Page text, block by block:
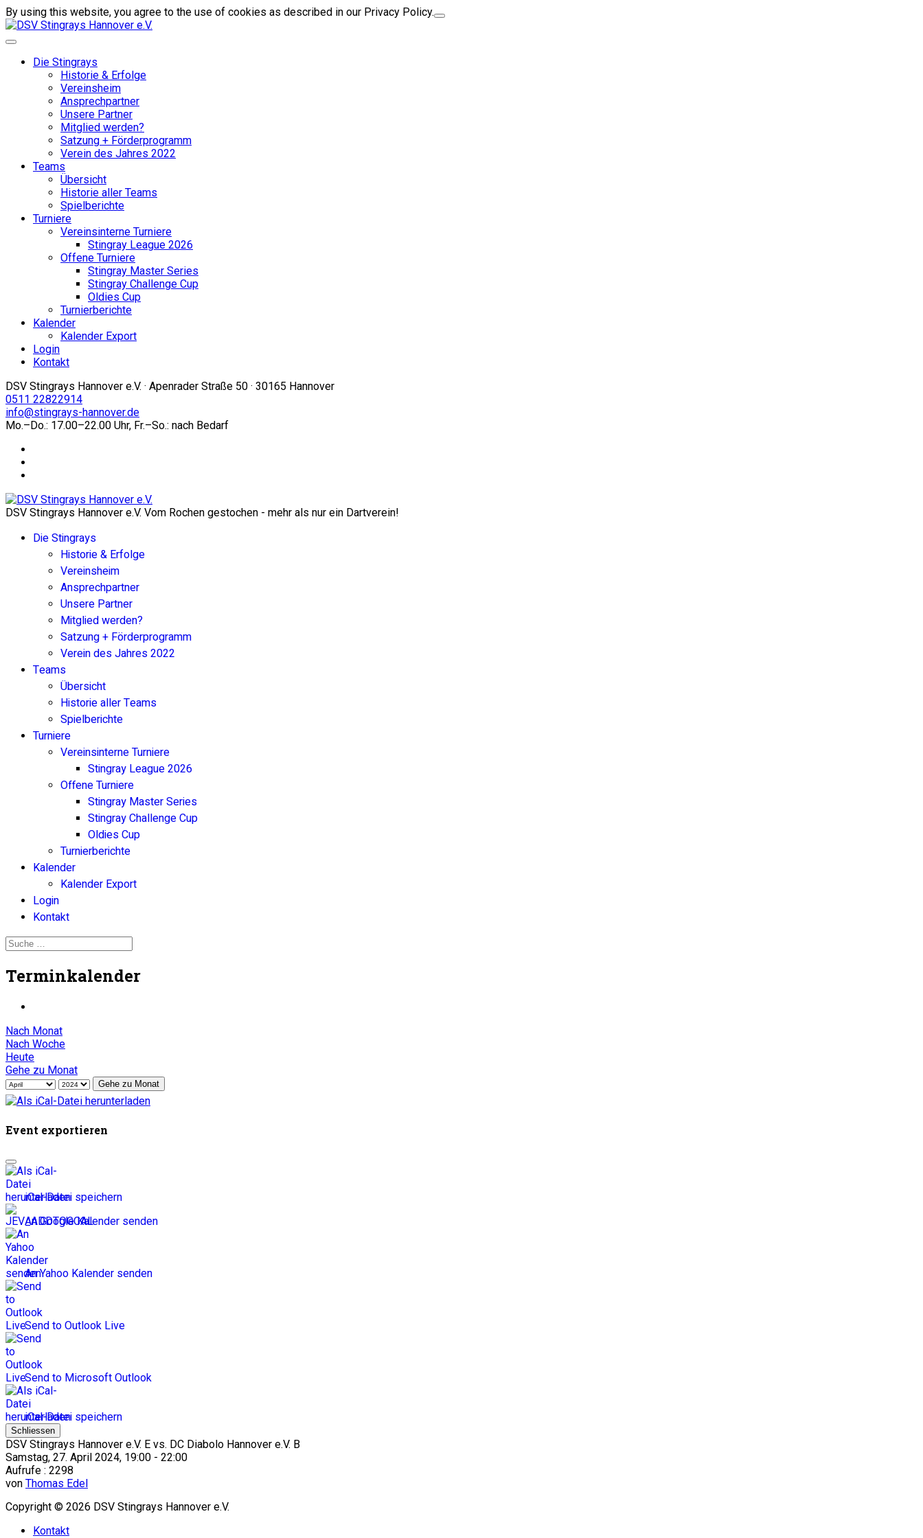
By using this website, you agree to the use of cookies as described in our Privacy Policy.
Die Stingrays
Historie & Erfolge
Vereinsheim
Ansprechpartner
Unsere Partner
Mitglied werden?
Satzung + Förderprogramm
Verein des Jahres 2022
Teams
Übersicht
Historie aller Teams
Spielberichte
Turniere
Vereinsinterne Turniere
Stingray League 2026
Offene Turniere
Stingray Master Series
Stingray Challenge Cup
Oldies Cup
Turnierberichte
Kalender
Kalender Export
Login
Kontakt
DSV Stingrays Hannover e.V. · Apenrader Straße 50 · 30165 Hannover
0511 22822914
info@stingrays-hannover.de
Mo.–Do.: 17.00–22.00 Uhr, Fr.–So.: nach Bedarf
DSV Stingrays Hannover e.V. Vom Rochen gestochen - mehr als nur ein Dartverein!
Die Stingrays
Historie & Erfolge
Vereinsheim
Ansprechpartner
Unsere Partner
Mitglied werden?
Satzung + Förderprogramm
Verein des Jahres 2022
Teams
Übersicht
Historie aller Teams
Spielberichte
Turniere
Vereinsinterne Turniere
Stingray League 2026
Offene Turniere
Stingray Master Series
Stingray Challenge Cup
Oldies Cup
Turnierberichte
Kalender
Kalender Export
Login
Kontakt
Terminkalender
Nach Monat
Nach Woche
Heute
Gehe zu Monat
Gehe zu Monat
Event exportieren
iCal-Datei speichern
An Google Kalender senden
An Yahoo Kalender senden
Send to Outlook Live
Send to Microsoft Outlook
iCal-Datei speichern
Schliessen
DSV Stingrays Hannover e.V. E vs. DC Diabolo Hannover e.V. B
Samstag, 27. April 2024, 19:00 - 22:00
Aufrufe : 2298
von Thomas Edel
Copyright © 2026 DSV Stingrays Hannover e.V.
Kontakt